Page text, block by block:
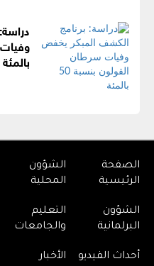
بالمئة
الصفحة
الرئيسية
الشؤون
المحلية
الشؤون
البرلمانية
التعليم
والجامعات
أحداث الفيديو
الأخبار